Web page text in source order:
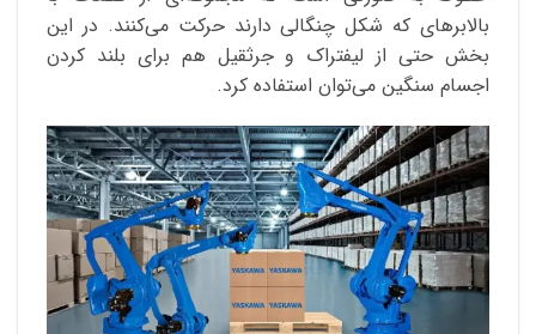
بالابرهای که شکل چنگالی دارند حرکت می‌کنند. در این
بخش حتی از لیفتراک و جرثقیل هم برای بلند کردن
اجسام سنگین می‌توان استفاده کرد.